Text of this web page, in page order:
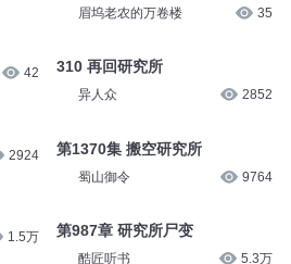
42
2924
1.5万
眉坞老农的万卷楼 35
310 再回研究所
异人众 2852
第1370集 搬空研究所
蜀山御令 9764
第987章 研究所尸变
酷匠听书 5.3万